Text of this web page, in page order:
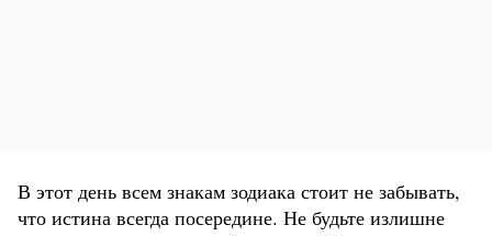
В этот день всем знакам зодиака стоит не забывать,
что истина всегда посередине. Не будьте излишне